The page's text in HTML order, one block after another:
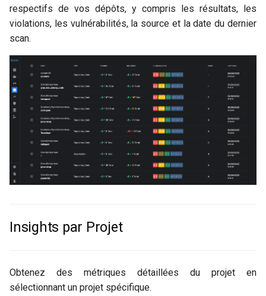
respectifs de vos dépôts, y compris les résultats, les
violations, les vulnérabilités, la source et la date du dernier
scan.
Insights par Projet
Obtenez des métriques détaillées du projet en
sélectionnant un projet spécifique.